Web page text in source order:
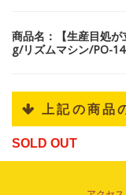
商品名：【生産目処
g/リズムマシン/PO-
 上記の商品
SOLD OUT